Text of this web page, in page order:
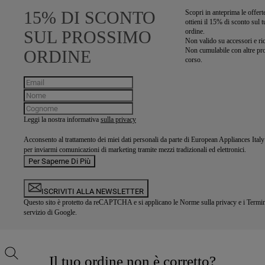
15% DI SCONTO
SUL PROSSIMO
ORDINE
Scopri in anteprima le
ottieni il 15% di sconto sul
ordine.
Non valido su accessori e
Non cumulabile con altre
corso.
Leggi la nostra informativa sulla privacy
Acconsento al trattamento dei miei dati personali da parte di European Appliances
per inviarmi comunicazioni di marketing tramite mezzi tradizionali ed elettronici.
Per Saperne Di Più
ISCRIVITI ALLA NEWSLETTER
Questo sito è protetto da reCAPTCHA e si applicano le Norme sulla privacy e i
servizio di Google.
Il tuo ordine non è corretto?
l’utilizzo di cookie
Cliccando sul pulsante
COOKIES", acconsenti
nostri cookie e alla